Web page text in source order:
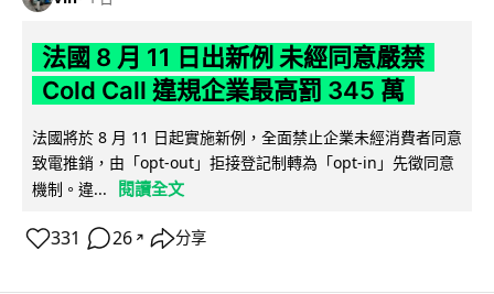
法國 8 月 11 日出新例 未經同意嚴禁
Cold Call 違規企業最高罰 345 萬
法國將於 8 月 11 日起實施新例，全面禁止企業未經消費者同意
致電推銷，由「opt-out」拒接登記制轉為「opt-in」先徵同意
機制。違...
閱讀全文
331 26 ↗ 分享